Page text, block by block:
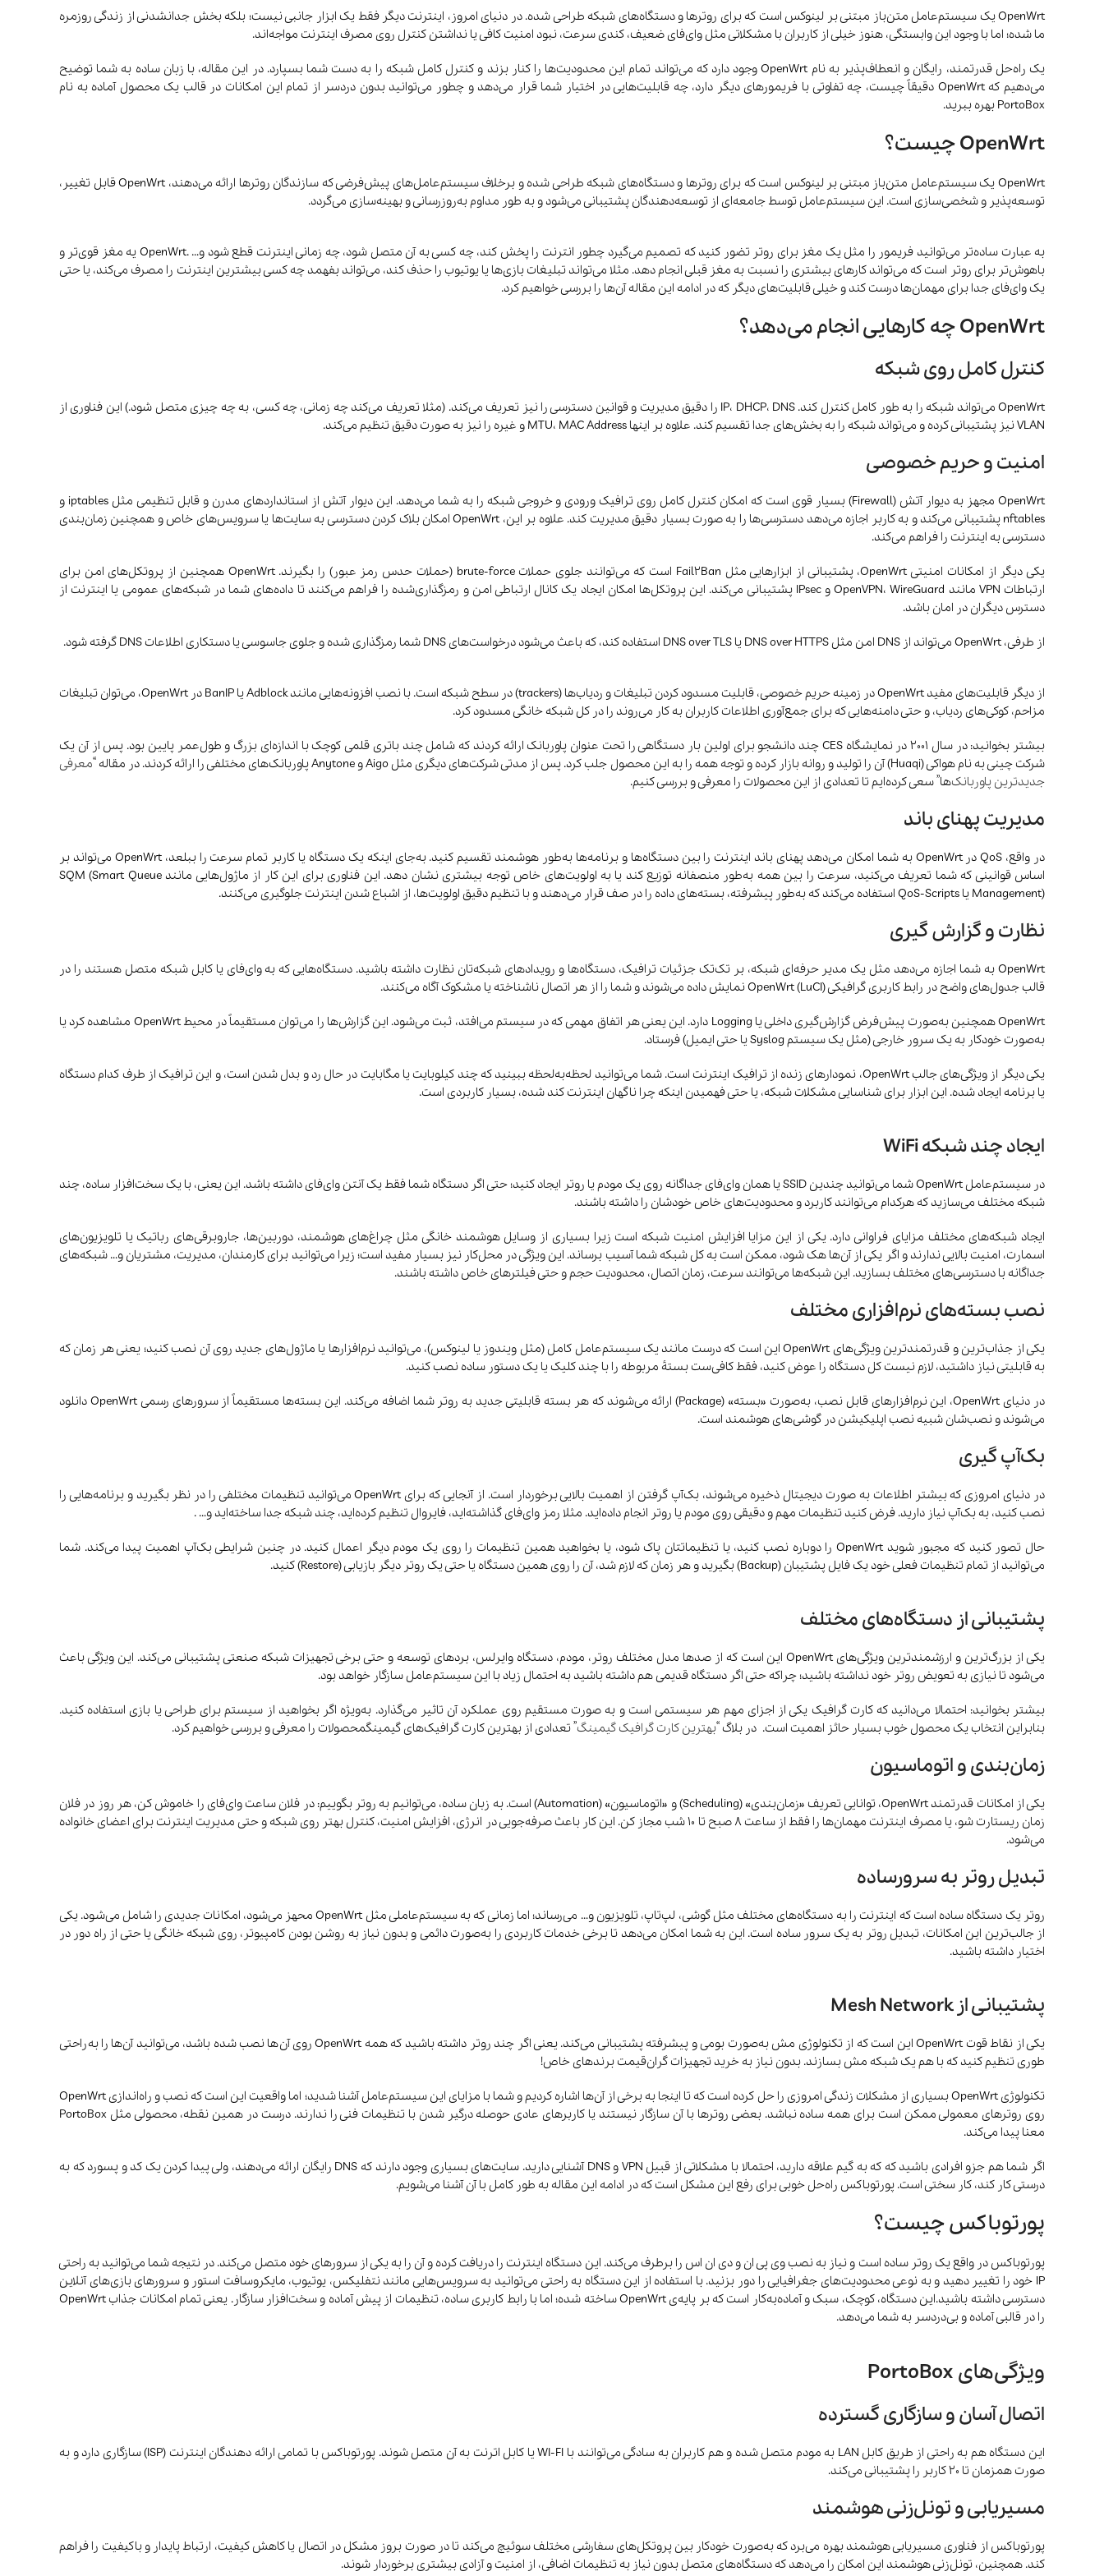
رباتیک
گرمایش
آبمیوه‌گیری
OpenWrt یک سیستم‌عامل متن‌باز مبتنی بر لینوکس است که برای روترها و دستگاه‌های شبکه طراحی شده. در دنیای امروز، اینترنت دیگر فقط یک ابزار جانبی نیست؛ بلکه بخش جدانشدنی از زندگی روزمره
ما شده؛ اما با وجود این وابستگی، هنوز خیلی از کاربران با مشکلاتی مثل وای‌فای ضعیف، کندی سرعت، نبود امنیت کافی یا نداشتن کنترل روی مصرف اینترنت مواجه‌اند.
یک راه‌حل قدرتمند، رایگان و انعطاف‌پذیر به نام OpenWrt وجود دارد که می‌تواند تمام این محدودیت‌ها را کنار بزند و کنترل کامل شبکه را به دست شما بسپارد. در این مقاله، با زبان ساده به شما توضیح
می‌دهیم که OpenWrt دقیقاً چیست، چه تفاوتی با فریمورهای دیگر دارد، چه قابلیت‌هایی در اختیار شما قرار می‌دهد و چطور می‌توانید بدون دردسر از تمام این امکانات در قالب یک محصول آماده به نام
PortoBox بهره ببرید.
OpenWrt چیست؟
OpenWrt یک سیستم‌عامل متن‌باز مبتنی بر لینوکس است که برای روترها و دستگاه‌های شبکه طراحی شده و برخلاف سیستم‌عامل‌های پیش‌فرضی که سازندگان روترها ارائه می‌دهند، OpenWrt قابل تغییر،
توسعه‌پذیر و شخصی‌سازی است. این سیستم‌عامل توسط جامعه‌ای از توسعه‌دهندگان پشتیبانی می‌شود و به طور مداوم به‌روزرسانی و بهینه‌سازی می‌گردد.
به عبارت ساده‌تر می‌توانید فریمور را مثل یک مغز برای روتر تضور کنید که تصمیم می‌گیرد چطور انترنت را پخش کند، چه کسی به آن متصل شود، چه زمانی اینترنت قطع شود و… .OpenWrt یه مغز قوی‌تر و
باهوش‌تر برای روتر است که می‌تواند کارهای بیشتری را نسبت به مغز قبلی انجام دهد. مثلا می‌تواند تبلیغات بازی‌ها یا یوتیوب را حذف کند، می‌تواند بفهمد چه کسی بیشترین اینترنت را مصرف می‌کند، یا حتی
یک وای‌فای جدا برای مهمان‌ها درست کند و خیلی قابلیت‌های دیگر که در ادامه این مقاله آن‌ها را بررسی خواهیم کرد.
OpenWrt چه کارهایی انجام می‌دهد؟
کنترل کامل روی شبکه
OpenWrt می‌تواند شبکه را به طور کامل کنترل کند. IP، DHCP، DNS را دقیق مدیریت و قوانین دسترسی را نیز تعریف می‌کند. (مثلا تعریف می‌کند چه زمانی، چه کسی، به چه چیزی متصل شود.) این فناوری از
VLAN نیز پشتیبانی کرده و می‌تواند شبکه را به بخش‌های جدا تقسیم کند. علاوه بر اینها MTU، MAC Address و غیره را نیز به صورت دقیق تنظیم می‌کند.
امنیت و حریم خصوصی
OpenWrt مجهز به دیوار آتش (Firewall) بسیار قوی است که امکان کنترل کامل روی ترافیک ورودی و خروجی شبکه را به شما می‌دهد. این دیوار آتش از استانداردهای مدرن و قابل تنظیمی مثل iptables و
nftables پشتیبانی می‌کند و به کاربر اجازه می‌دهد دسترسی‌ها را به صورت بسیار دقیق مدیریت کند. علاوه بر این، OpenWrt امکان بلاک کردن دسترسی به سایت‌ها یا سرویس‌های خاص و همچنین زمان‌بندی
دسترسی به اینترنت را فراهم می‌کند.
یکی دیگر از امکانات امنیتی OpenWrt، پشتیبانی از ابزارهایی مثل Fail2Ban است که می‌توانند جلوی حملات brute-force (حملات حدس رمز عبور) را بگیرند. OpenWrt همچنین از پروتکل‌های امن برای
ارتباطات VPN مانند OpenVPN، WireGuard و IPsec پشتیبانی می‌کند. این پروتکل‌ها امکان ایجاد یک کانال ارتباطی امن و رمزگذاری‌شده را فراهم می‌کنند تا داده‌های شما در شبکه‌های عمومی یا اینترنت از
دسترس دیگران در امان باشد.
از طرفی، OpenWrt می‌تواند از DNS امن مثل DNS over HTTPS یا DNS over TLS استفاده کند، که باعث می‌شود درخواست‌های DNS شما رمزگذاری شده و جلوی جاسوسی یا دستکاری اطلاعات DNS گرفته شود.
از دیگر قابلیت‌های مفید OpenWrt در زمینه حریم خصوصی، قابلیت مسدود کردن تبلیغات و ردیاب‌ها (trackers) در سطح شبکه است. با نصب افزونه‌هایی مانند Adblock یا BanIP در OpenWrt، می‌توان تبلیغات
مزاحم، کوکی‌های ردیاب، و حتی دامنه‌هایی که برای جمع‌آوری اطلاعات کاربران به کار می‌روند را در کل شبکه خانگی مسدود کرد.
بیشتر بخوانید: در سال 2001 در نمایشگاه CES چند دانشجو برای اولین بار دستگاهی را تحت عنوان پاوربانک ارائه کردند که شامل چند باتری قلمی کوچک با اندازه‌ای بزرگ و طول‌عمر پایین بود. پس از آن یک
شرکت چینی به نام هواکی (Huaqi) آن را تولید و روانه بازار کرده و توجه همه را به این محصول جلب کرد. پس از مدتی شرکت‌های دیگری مثل Aigo و Anytone پاوربانک‌های مختلفی را ارائه کردند. در مقاله “
معرفی
جدیدترین پاوربانک‌ها” سعی کرده‌ایم تا تعدادی از این محصولات را معرفی و بررسی کنیم.
مدیریت پهنای باند
در واقع، QoS در OpenWrt به شما امکان می‌دهد پهنای باند اینترنت را بین دستگاه‌ها و برنامه‌ها به‌طور هوشمند تقسیم کنید. به‌جای اینکه یک دستگاه یا کاربر تمام سرعت را ببلعد، OpenWrt می‌تواند بر
اساس قوانینی که شما تعریف می‌کنید، سرعت را بین همه به‌طور منصفانه توزیع کند یا به اولویت‌های خاص توجه بیشتری نشان دهد. این فناوری برای این کار از ماژول‌هایی مانند SQM (Smart Queue
Management) یا QoS-Scripts استفاده می‌کند که به‌طور پیشرفته، بسته‌های داده را در صف قرار می‌دهند و با تنظیم دقیق اولویت‌ها، از اشباع شدن اینترنت جلوگیری می‌کنند.
نظارت و گزارش گیری
OpenWrt به شما اجازه می‌دهد مثل یک مدیر حرفه‌ای شبکه، بر تک‌تک جزئیات ترافیک، دستگاه‌ها و رویدادهای شبکه‌تان نظارت داشته باشید. دستگاه‌هایی که به وای‌فای یا کابل شبکه متصل هستند را در
قالب جدول‌های واضح در رابط کاربری گرافیکی OpenWrt (LuCI) نمایش داده می‌شوند و شما را از هر اتصال ناشناخته یا مشکوک آگاه می‌کنند.
OpenWrt همچنین به‌صورت پیش‌فرض گزارش‌گیری داخلی یا Logging دارد. این یعنی هر اتفاق مهمی که در سیستم می‌افتد، ثبت می‌شود. این گزارش‌ها را می‌توان مستقیماً در محیط OpenWrt مشاهده کرد یا
به‌صورت خودکار به یک سرور خارجی (مثل یک سیستم Syslog یا حتی ایمیل) فرستاد.
یکی دیگر از ویژگی‌های جالب OpenWrt، نمودارهای زنده از ترافیک اینترنت است. شما می‌توانید لحظه‌به‌لحظه ببینید که چند کیلوبایت یا مگابایت در حال رد و بدل شدن است، و این ترافیک از طرف کدام دستگاه
یا برنامه ایجاد شده. این ابزار برای شناسایی مشکلات شبکه، یا حتی فهمیدن اینکه چرا ناگهان اینترنت کند شده، بسیار کاربردی است.
ایجاد چند شبکه WiFi
در سیستم‌عامل OpenWrt شما می‌توانید چندین SSID یا همان وای‌فای جداگانه روی یک مودم یا روتر ایجاد کنید؛ حتی اگر دستگاه شما فقط یک آنتن وای‌فای داشته باشد. این یعنی، با یک سخت‌افزار ساده، چند
شبکه‌ مختلف می‌سازید که هرکدام می‌توانند کاربرد و محدودیت‌های خاص خودشان را داشته باشند.
ایجاد شبکه‌های مختلف مزایای فراوانی دارد. یکی از این مزایا افزایش امنیت شبکه است زیرا بسیاری از وسایل هوشمند خانگی مثل چراغ‌های هوشمند، دوربین‌ها، جاروبرقی‌های رباتیک یا تلویزیون‌های
اسمارت، امنیت بالایی ندارند و اگر یکی از آن‌ها هک شود، ممکن است به کل شبکه‌ شما آسیب برساند. این ویژگی در محل‌کار نیز بسیار مفید است؛ زیرا می‌توانید برای کارمندان، مدیریت، مشتریان و… شبکه‌های
جداگانه با دسترسی‌های مختلف بسازید. این شبکه‌ها می‌توانند سرعت، زمان اتصال، محدودیت حجم و حتی فیلترهای خاص داشته باشند.
نصب بسته‌های نرم‌افزاری مختلف
یکی از جذاب‌ترین و قدرتمندترین ویژگی‌های OpenWrt این است که درست مانند یک سیستم‌عامل کامل (مثل ویندوز یا لینوکس)، می‌توانید نرم‌افزارها یا ماژول‌های جدید روی آن نصب کنید؛ یعنی هر زمان که
به قابلیتی نیاز داشتید، لازم نیست کل دستگاه را عوض کنید، فقط کافی‌ست بستهٔ مربوطه را با چند کلیک یا یک دستور ساده نصب کنید.
در دنیای OpenWrt، این نرم‌افزارهای قابل نصب، به‌صورت «بسته‌» (Package) ارائه می‌شوند که هر بسته قابلیتی جدید به روتر شما اضافه می‌کند. این بسته‌ها مستقیماً از سرورهای رسمی OpenWrt دانلود
می‌شوند و نصب‌شان شبیه نصب اپلیکیشن در گوشی‌های هوشمند است.
بک‌آپ گیری
در دنیای امروزی که بیشتر اطلاعات به صورت دیجیتال ذخیره می‌شوند، بک‌آپ گرفتن از اهمیت بالایی برخوردار است. از آنجایی که برای OpenWrt می‌توانید تنظیمات مختلفی را در نظر بگیرید و برنامه‌هایی را
نصب کنید، به بک‌آپ نیاز دارید. فرض کنید تنظیمات مهم و دقیقی روی مودم یا روتر انجام داده‌اید. مثلا رمز وای‌فای گذاشته‌اید، فایروال تنظیم کرده‌اید، چند شبکه جدا ساخته‌اید و… .
حال تصور کنید که مجبور شوید OpenWrt را دوباره نصب کنید، یا تنظیماتتان پاک شود، یا بخواهید همین تنظیمات را روی یک مودم دیگر اعمال کنید. در چنین شرایطی بک‌آپ اهمیت پیدا می‌کند. شما
می‌توانید از تمام تنظیمات فعلی خود یک فایل پشتیبان (Backup) بگیرید و هر زمان که لازم شد، آن را روی همین دستگاه یا حتی یک روتر دیگر بازیابی (Restore) کنید.
پشتیبانی از دستگاه‌های مختلف
یکی از بزرگ‌ترین و ارزشمندترین ویژگی‌های OpenWrt این است که از صدها مدل مختلف روتر، مودم، دستگاه وایرلس، بردهای توسعه و حتی برخی تجهیزات شبکه صنعتی پشتیبانی می‌کند. این ویژگی باعث
می‌شود تا نیازی به تعویض روتر خود نداشته باشید؛ چراکه حتی اگر دستگاه قدیمی هم داشته باشید به احتمال زیاد با این سیستم‌عامل سازگار خواهد بود.
بیشتر بخوانید: احتمالا می‌دانید که کارت گرافیک یکی از اجزای مهم هر سیستمی است و به صورت مستقیم روی عملکرد آن تاثیر می‌گذارد. به‌ویژه اگر بخواهید از سیستم برای طراحی یا بازی استفاده کنید.
بنابراین انتخاب یک محصول خوب بسیار حائز اهمیت است. در بلاگ “بهترین کارت گرافیک گیمینگ” تعدادی از بهترین کارت گرافیک‌های گیمینگمحصولات را معرفی و بررسی خواهیم کرد.
زمان‌بندی و اتوماسیون
یکی از امکانات قدرتمند OpenWrt، توانایی تعریف «زمان‌بندی» (Scheduling) و «اتوماسیون» (Automation) است. به زبان ساده، می‌توانیم به روتر بگوییم: در فلان ساعت وای‌فای را خاموش کن، هر روز در فلان
زمان ریستارت شو، یا مصرف اینترنت مهمان‌ها را فقط از ساعت 8 صبح تا 10 شب مجاز کن. این کار باعث صرفه‌جویی در انرژی، افزایش امنیت، کنترل بهتر روی شبکه و حتی مدیریت اینترنت برای اعضای خانواده
می‌شود.
تبدیل روتر به سرورساده
روتر یک دستگاه ساده است که اینترنت را به دستگاه‌های مختلف مثل گوشی، لپ‌تاپ، تلویزیون و… می‌رساند؛ اما زمانی که به سیستم‌عاملی مثل OpenWrt محهز می‌شود، امکانات جدیدی را شامل می‌شود. یکی
از جالب‌ترین این امکانات، تبدیل روتر به یک سرور ساده است. این به شما امکان می‌دهد تا برخی خدمات کاربردی را به‌صورت دائمی و بدون نیاز به روشن بودن کامپیوتر، روی شبکه خانگی یا حتی از راه دور در
اختیار داشته باشید.
پشتیبانی از Mesh Network
یکی از نقاط قوت OpenWrt این است که از تکنولوژی مش به‌صورت بومی و پیشرفته پشتیبانی می‌کند. یعنی اگر چند روتر داشته باشید که همه OpenWrt روی آن‌ها نصب شده باشد، می‌توانید آن‌ها را به‌راحتی
طوری تنظیم کنید که با هم یک شبکه‌ مش بسازند. بدون نیاز به خرید تجهیزات گران‌قیمت برندهای خاص!
تکنولوژی OpenWrt بسیاری از مشکلات زندگی امروزی را حل کرده است که تا اینجا به برخی از آن‌ها اشاره کردیم و شما با مزایای این سیستم‌عامل آشنا شدید؛ اما واقعیت این است که نصب و راه‌اندازی OpenWrt
روی روترهای معمولی ممکن است برای همه ساده نباشد. بعضی روترها با آن سازگار نیستند یا کاربرهای عادی حوصله درگیر شدن با تنظیمات فنی را ندارند. درست در همین نقطه، محصولی مثل PortoBox
معنا پیدا می‌کند.
اگر شما هم جزو افرادی باشید که که به گیم علاقه دارید، احتمالا با مشکلاتی از قبیل VPN و DNS آشنایی دارید. سایت‌های بسیاری وجود دارند که DNS رایگان ارائه می‌دهند، ولی پیدا کردن یک کد و پسورد که به
درستی کار کند، کار سختی است. پورتوباکس راه‌حل خوبی برای رفع این مشکل است که در ادامه این مقاله به طور کامل با آن آشنا می‌شویم.
پورتوباکس چیست؟
پورتوباکس در واقع یک روتر ساده است و نیاز به نصب وی پی ان و دی ان اس را برطرف می‌کند. این دستگاه اینترنت را دریافت کرده و آن را به یکی از سرورهای خود متصل می‌کند. در نتیجه شما می‌توانید به راحتی
IP خود را تغییر دهید و به نوعی محدودیت‌های جغرافیایی را دور بزنید. با استفاده از این دستگاه به راحتی می‌توانید به سرویس‌هایی مانند نتفلیکس، یوتیوب، مایکروسافت استور و سرورهای بازی‌های آنلاین
دسترسی داشته باشید.این دستگاه، کوچک، سبک و آماده‌به‌کار است که بر پایه‌ی OpenWrt ساخته شده؛ اما با رابط کاربری ساده، تنظیمات از پیش آماده و سخت‌افزار سازگار. یعنی تمام امکانات جذاب OpenWrt
را در قالبی آماده و بی‌دردسر به شما می‌دهد.
ویژگی‌های PortoBox
اتصال آسان و سازگاری گسترده
این دستگاه هم به راحتی از طریق کابل LAN به مودم متصل شده و هم کاربران به سادگی می‌توانند با WI-FI یا کابل اترنت به آن متصل شوند. پورتوباکس با تمامی ارائه دهندگان اینترنت (ISP) سازگاری دارد و به
صورت همزمان تا 20 کاربر را پشتیبانی می‌کند.
مسیریابی و تونل‌زنی هوشمند
پورتوباکس از فناوری مسیریابی هوشمند بهره می‌برد که به‌صورت خودکار بین پروتکل‌های سفارشی مختلف سوئیچ می‌کند تا در صورت بروز مشکل در اتصال یا کاهش کیفیت، ارتباط پایدار و باکیفیت را فراهم
کند. همچنین، تونل‌زنی هوشمند این امکان را می‌دهد که دستگاه‌های متصل بدون نیاز به تنظیمات اضافی، از امنیت و آزادی بیشتری برخوردار شوند.